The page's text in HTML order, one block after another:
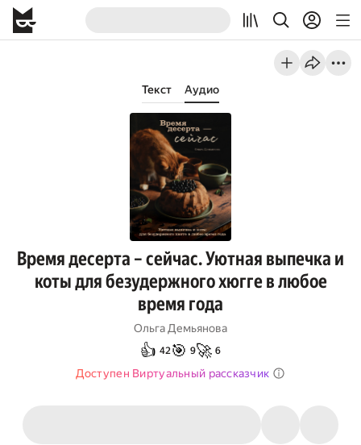
Текст Аудио
Время десерта – сейчас. Уютная выпечка и
коты для безудержного хюгге в любое
время года
Ольга Демьянова
👍 42 🎯 9🚀 6
Доступен Виртуальный рассказчик